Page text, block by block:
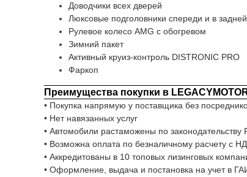
Доводчики всех дверей
Люксовые подголовники спереди и в
Рулевое колесо AMG с обогревом
Зимний пакет
Активный круиз-контроль DISTRONIC PRO
Фаркоп
Преимущества покупки в
• Покупка напрямую у поставщика без
• Нет навязанных услуг
• Автомобили растаможены по законодательству
• Возможна оплата по безналичному расчету с
• Аккредитованы в 10 топовых лизинговых
• Оформление, выдача и постановка на учет в